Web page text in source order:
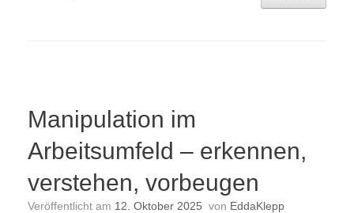
Manipulation im
Arbeitsumfeld – erkennen,
verstehen, vorbeugen
Veröffentlicht am 12. Oktober 2025 von EddaKlepp